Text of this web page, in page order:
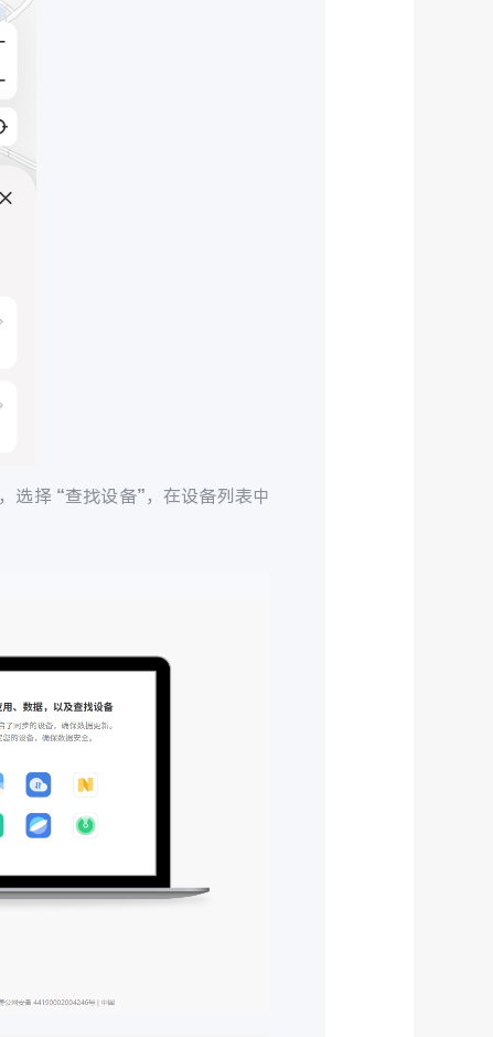
，选择 “查找设备”，在设备列表中